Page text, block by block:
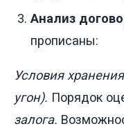
Анализ
прописаны:
Условия
угон). Порядок
залога.